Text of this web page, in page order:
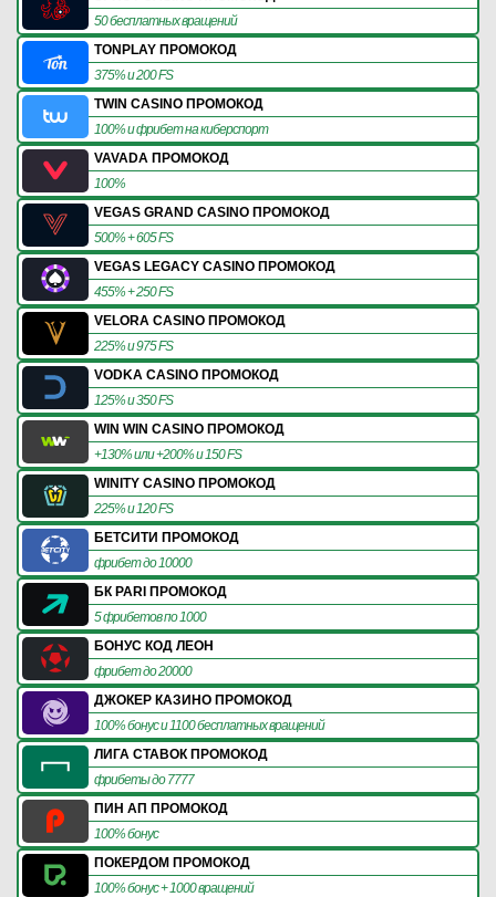
50 бесплатных вращений
TONPLAY ПРОМОКОД
375% и 200 FS
TWIN CASINO ПРОМОКОД
100% и фрибет на киберспорт
VAVADA ПРОМОКОД
100%
VEGAS GRAND CASINO ПРОМОКОД
500% + 605 FS
VEGAS LEGACY CASINO ПРОМОКОД
455% + 250 FS
VELORA CASINO ПРОМОКОД
225% и 975 FS
VODKA CASINO ПРОМОКОД
125% и 350 FS
WIN WIN CASINO ПРОМОКОД
+130% или +200% и 150 FS
WINITY CASINO ПРОМОКОД
225% и 120 FS
БЕТСИТИ ПРОМОКОД
фрибет до 10000
БК PARI ПРОМОКОД
5 фрибетов по 1000
БОНУС КОД ЛЕОН
фрибет до 20000
ДЖОКЕР КАЗИНО ПРОМОКОД
100% бонус и 1100 бесплатных вращений
ЛИГА СТАВОК ПРОМОКОД
фрибеты до 7777
ПИН АП ПРОМОКОД
100% бонус
ПОКЕРДОМ ПРОМОКОД
100% бонус + 1000 вращений